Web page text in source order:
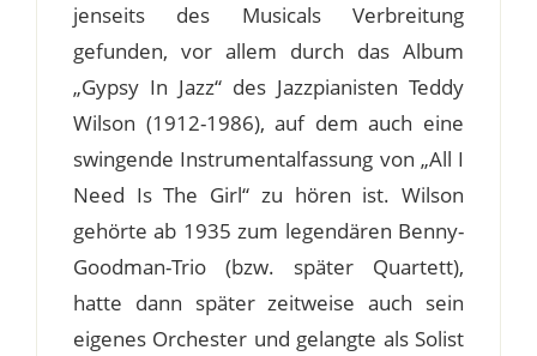
jenseits des Musicals Verbreitung
gefunden, vor allem durch das Album
„Gypsy In Jazz“ des Jazzpianisten Teddy
Wilson (1912-1986), auf dem auch eine
swingende Instrumentalfassung von „All I
Need Is The Girl“ zu hören ist. Wilson
gehörte ab 1935 zum legendären Benny-
Goodman-Trio (bzw. später Quartett),
hatte dann später zeitweise auch sein
eigenes Orchester und gelangte als Solist